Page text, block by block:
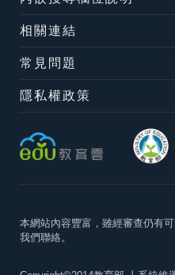
相關連結
常見問題
隱私權政策
本網站內容豐富，雖經審查仍有可
我們聯絡。